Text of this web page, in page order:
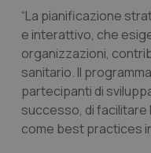
“La pianificazione
e interattivo, che
organizzazioni,
sanitario. Il
partecipanti di
successo, di facilitare
come best practices